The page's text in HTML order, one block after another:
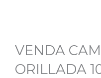
VENDA
ORILLADA